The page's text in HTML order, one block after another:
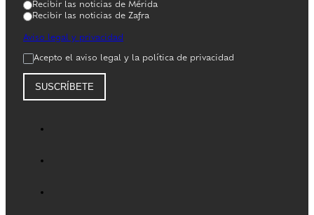
Recibir las noticias de Mérida
Recibir las noticias de Zafra
Aviso legal y privacidad
Acepto el aviso legal y la política de privacidad
SUSCRÍBETE